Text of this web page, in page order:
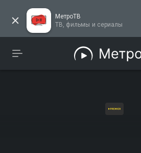
МетроТВ
ТВ, фильмы и сериалы